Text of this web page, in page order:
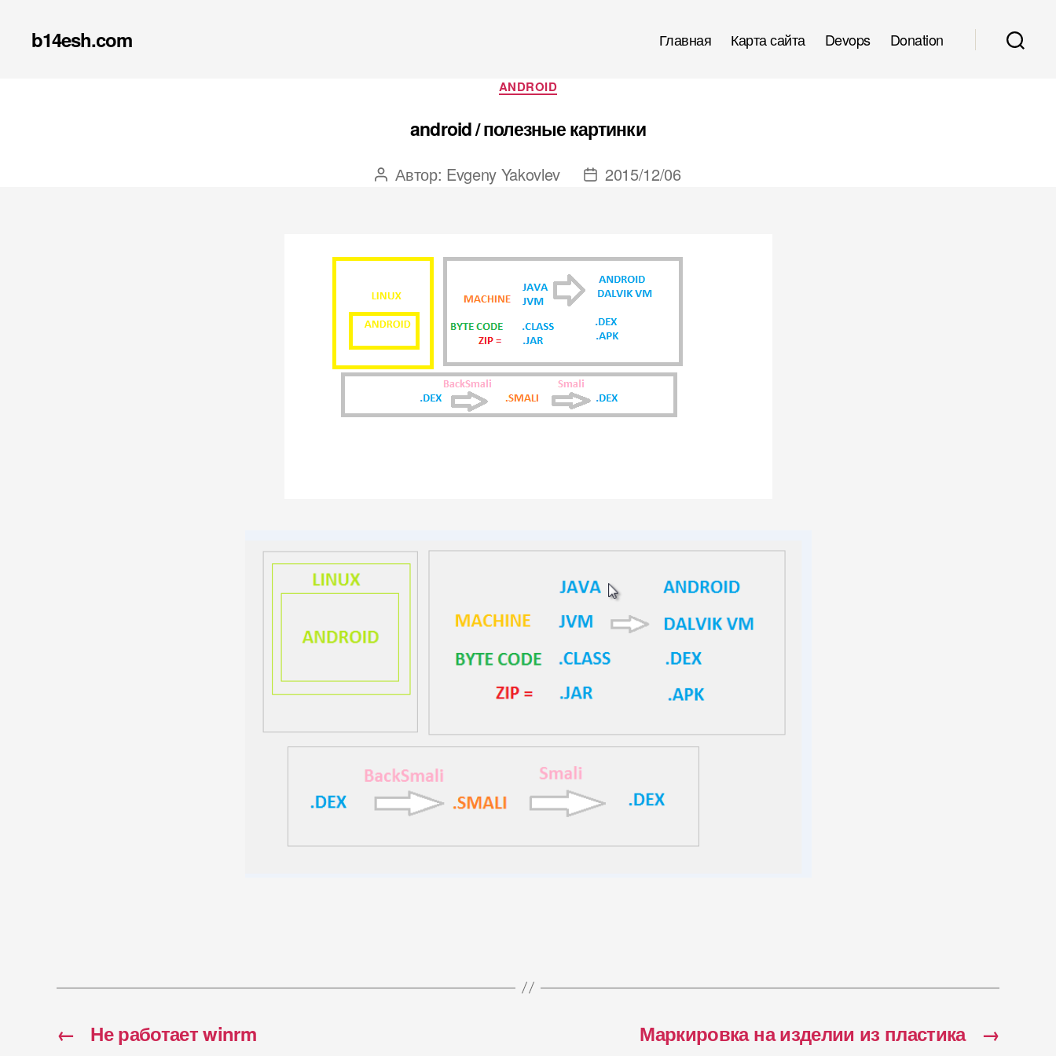
b14esh.com Главная Карта сайта Devops
Donation
Рубрики
ANDROID
android / полезные картинки
Автор
Автор: Evgeny Yakovlev
Дата2015/12/06
← Не работает winrm →
Маркировка на изделии из пластика